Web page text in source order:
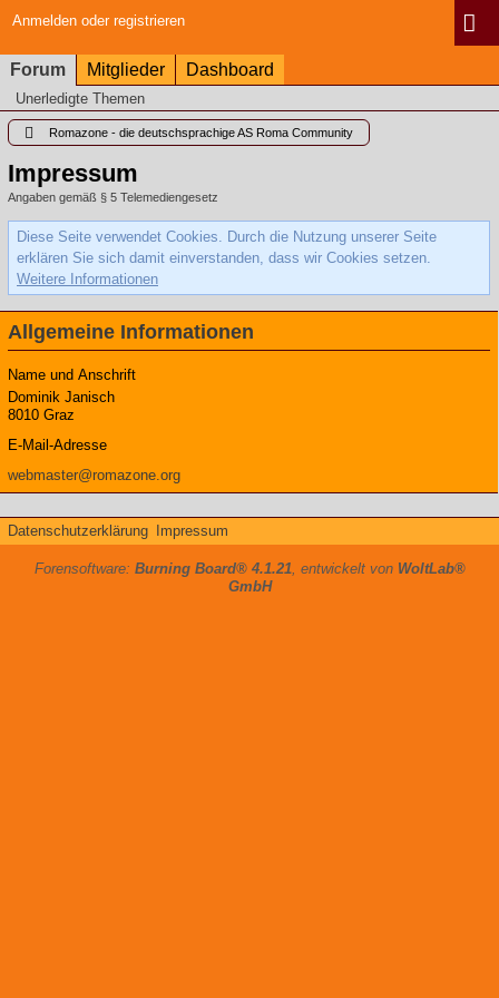
Anmelden oder registrieren
Forum Mitglieder Dashboard
Unerledigte Themen
Romazone - die deutschsprachige AS Roma Community
Impressum
Angaben gemäß § 5 Telemediengesetz
Diese Seite verwendet Cookies. Durch die Nutzung unserer Seite
erklären Sie sich damit einverstanden, dass wir Cookies setzen.
Weitere Informationen
Allgemeine Informationen
Name und Anschrift
Dominik Janisch
8010 Graz
E-Mail-Adresse
webmaster@romazone.org
Datenschutzerklärung Impressum
Forensoftware: Burning Board® 4.1.21, entwickelt von WoltLab®
GmbH